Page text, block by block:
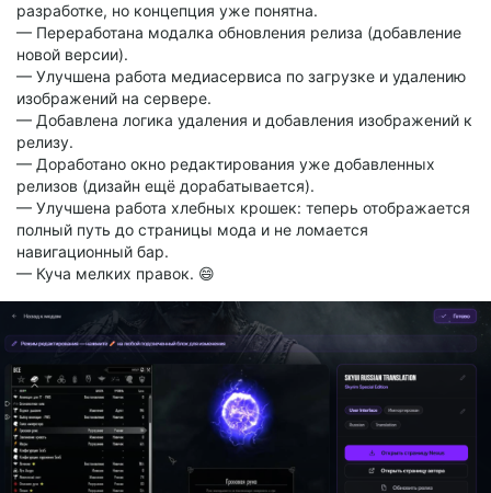
разработке, но концепция уже понятна.
— Переработана модалка обновления релиза (добавление
новой версии).
— Улучшена работа медиасервиса по загрузке и удалению
изображений на сервере.
— Добавлена логика удаления и добавления изображений к
релизу.
— Доработано окно редактирования уже добавленных
релизов (дизайн ещё дорабатывается).
— Улучшена работа хлебных крошек: теперь отображается
полный путь до страницы мода и не ломается
навигационный бар.
— Куча мелких правок. 😄